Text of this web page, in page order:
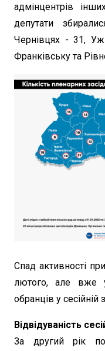
адмінцентрів
депутати
Чернівцях - 31,
Франківську та
Спад активності
лютого, але вже у
обранців у сесійній
Відвідуваність
За другий рік